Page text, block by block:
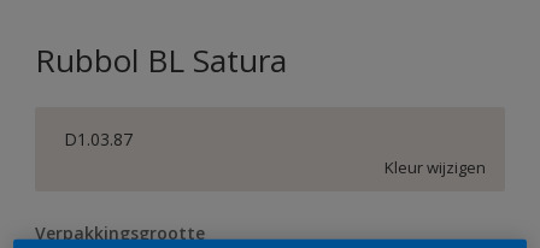
Rubbol BL Satura
D1.03.87
Kleur wijzigen
Verpakkingsgrootte